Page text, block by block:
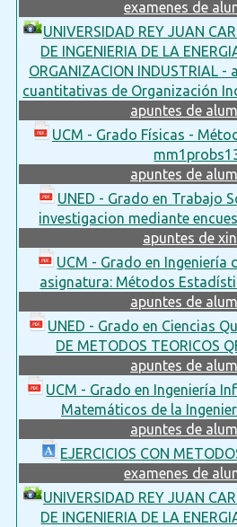
examenes de
UNIVERSIDAD REY JUAN
DE INGENIERIA DE LA
ORGANIZACION INDUSTRIAL
cuantitativas de Organización
apuntes de
UCM - Grado Físicas -
apuntes de
UNED - Grado en Trabajo
investigacion mediante
apuntes de
UCM - Grado en Ingeniería
asignatura: Métodos
apuntes de
UNED - Grado en Ciencias
DE METODOS TEORICOS
apuntes de
UCM - Grado en Ingeniería
Matemáticos de la
apuntes de
EJERCICIOS CON
examenes de
UNIVERSIDAD REY JUAN
DE INGENIERIA DE LA